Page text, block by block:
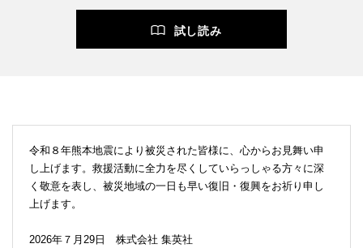
試し読み
令和８年熊本地震により被災された皆様に、心からお見舞い申
し上げます。救援活動に全力を尽くしていらっしゃる方々に深
く敬意を表し、被災地域の一日も早い復旧・復興をお祈り申し
上げます。
2026年７月29日 株式会社 集英社